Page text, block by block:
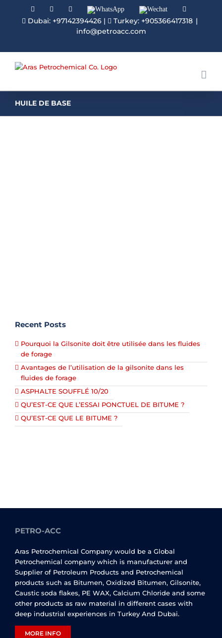
FacebookLinkedinInstagramWhatsApp Wechat
Dubai: +97142394426| Turkey: +905366417318 |
info@petroacc.com
HUILE DE BASE
Recent Posts
Pourquoi la Gilsonite doit être utilisée dans les fluides
de forage
Avantages de l’utilisation de la gilsonite dans les
fluides de forage
ASPHALTE SOUFFLÉ 10/20
QU’EST-CE QUE L’ESSAI PONCTUEL DE BITUME ?
QU’EST-CE QUE LE BITUME ?
PETRO-ACC
Aras Petrochemical Company would be a Global
Petrochemical company which is manufacturer and
Supplier of Petroleum Products and Petrochemical
products such as Bitumen, Oxidized Bitumen, Gilsonite,
Caustic soda flakes, PE WAX, Calcium Chloride and some
other products as raw material in different cases with
deep industrial experiences in Turkey And Dubai.
MORE INFO